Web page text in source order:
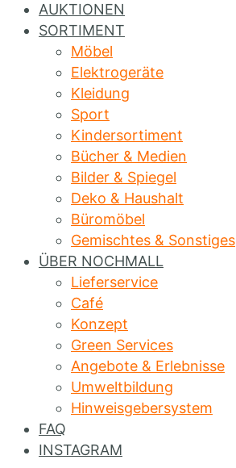
AUKTIONEN
SORTIMENT
Möbel
Elektrogeräte
Kleidung
Sport
Kindersortiment
Bücher & Medien
Bilder & Spiegel
Deko & Haushalt
Büromöbel
Gemischtes & Sonstiges
ÜBER NOCHMALL
Lieferservice
Café
Konzept
Green Services
Angebote & Erlebnisse
Umweltbildung
Hinweisgebersystem
FAQ
INSTAGRAM